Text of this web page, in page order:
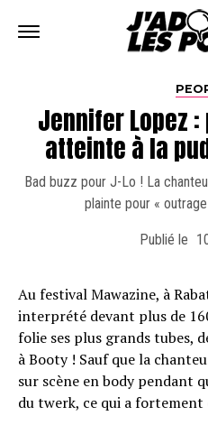
Jennifer Lopez
atteinte à la
Bad buzz pour J-Lo ! La
plainte pour «
Publié le
Au festival Mawazine, à
interprété devant plus de
folie ses plus grands tubes,
à Booty ! Sauf que la
sur scène en body pendant
du twerk, ce qui a fortement